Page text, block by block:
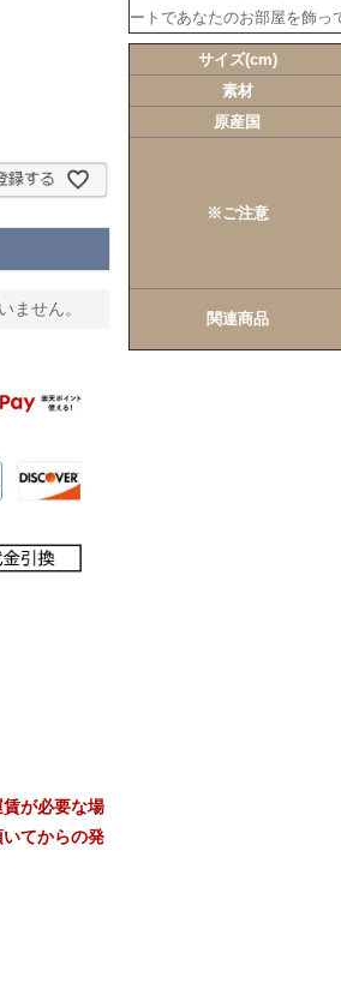
ません。
が必要な場
てからの発
ートであなたのお部屋を飾っ
サイズ(cm)
素材
原産国
※ご注意
関連商品